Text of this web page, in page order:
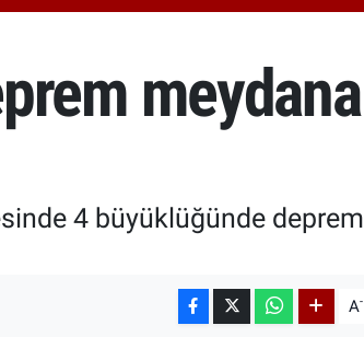
64.959,79
%1.11
meydana
4 büyüklüğünde deprem
A-